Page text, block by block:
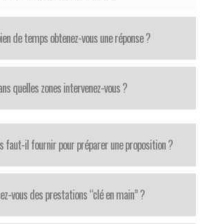
de temps obtenez-vous une réponse ?
quelles zones intervenez-vous ?
faut-il fournir pour préparer une proposition ?
vous des prestations “clé en main” ?